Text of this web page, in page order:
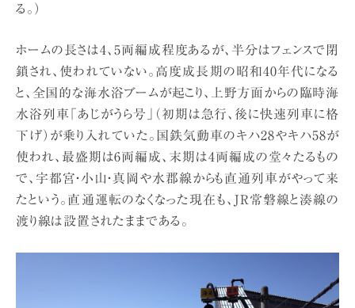
る。）
ホームの長さは4、5両編成程度あるが、半分はフェンスで閉
鎖され、使われていない。高度成長期の昭和40年代になる
と、全国的な海水浴ブームが起こり、上野方面からの臨時海
水浴列車「あじがうら号」（初期は急行、後に快速列車に格
下げ）が乗り入れていた。国鉄気動車のキハ28やキハ58が
使われ、最盛期は6両編成、末期は4両編成の堂々たるもの
で、宇都宮・小山・真岡や水郡線からも直通列車がやって来
たという。直通運転のなくなった現在も、JR常磐線と湊線の
渡り線は設置されたままである。